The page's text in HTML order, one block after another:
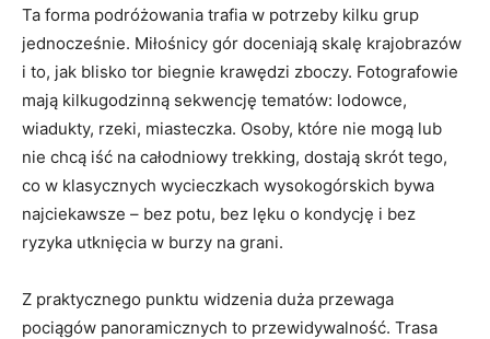
Ta forma podróżowania trafia w potrzeby kilku grup
jednocześnie. Miłośnicy gór doceniają skalę krajobrazów
i to, jak blisko tor biegnie krawędzi zboczy. Fotografowie
mają kilkugodzinną sekwencję tematów: lodowce,
wiadukty, rzeki, miasteczka. Osoby, które nie mogą lub
nie chcą iść na całodniowy trekking, dostają skrót tego,
co w klasycznych wycieczkach wysokogórskich bywa
najciekawsze – bez potu, bez lęku o kondycję i bez
ryzyka utknięcia w burzy na grani.
Z praktycznego punktu widzenia duża przewaga
pociągów panoramicznych to przewidywalność. Trasa